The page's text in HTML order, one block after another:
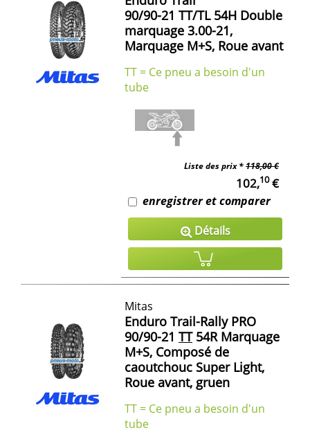
90/90-21 TT/TL 54H Double
marquage 3.00-21,
Marquage M+S, Roue avant
TT = Ce pneu a besoin d'un
tube
Liste des prix *118,00 €
102,10€
enregistrer et comparer
Détails
Mitas
Enduro Trail-Rally PRO
90/90-21 TT54R Marquage
M+S, Composé de
caoutchouc Super Light,
Roue avant, gruen
TT = Ce pneu a besoin d'un
tube